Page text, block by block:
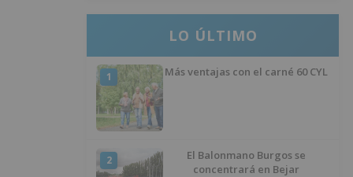
LO ÚLTIMO
1 Más ventajas con el carné 60 CYL
2
El Balonmano Burgos se
concentrará en Bejar